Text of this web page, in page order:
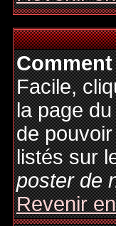
Facile,
la page
de
listés sur
poster de
Revenir